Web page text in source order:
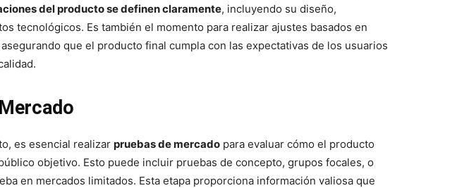
del producto se definen claramente, incluyendo su diseño,
tecnológicos. Es también el momento para realizar ajustes basados en
que el producto final cumpla con las expectativas de los usuarios
es esencial realizar pruebas de mercado para evaluar cómo el producto
objetivo. Esto puede incluir pruebas de concepto, grupos focales, o
en mercados limitados. Esta etapa proporciona información valiosa que